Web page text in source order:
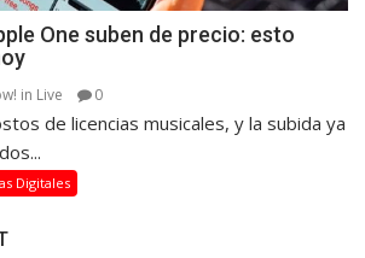
One suben de precio: esto
in Live 0
de licencias musicales, y la subida ya
Digitales